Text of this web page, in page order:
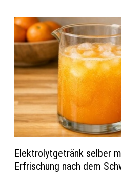
Elektrolytgetränk selber
Erfrischung nach dem